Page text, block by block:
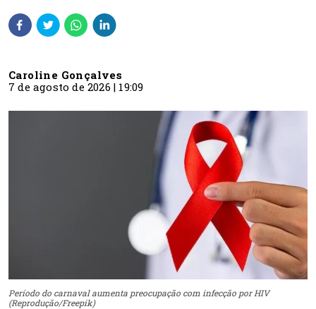
Caroline Gonçalves
7 de agosto de 2026 | 19:09
Período do carnaval aumenta preocupação com infecção por HIV
(Reprodução/Freepik)